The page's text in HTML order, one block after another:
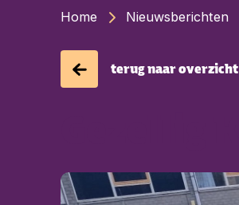
Home Nieuwsberichten
terug naar overzicht